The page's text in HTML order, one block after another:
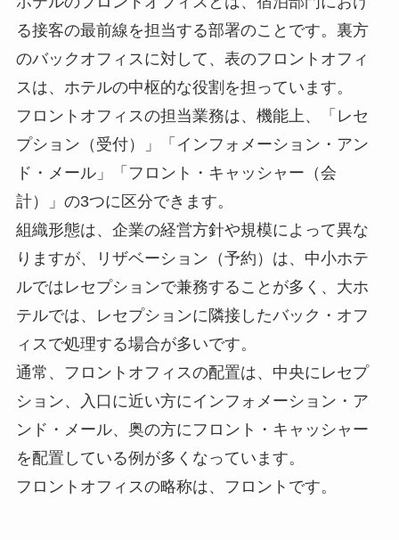
る接客の最前線を担当する部署のことです。裏方
のバックオフィスに対して、表のフロントオフィ
スは、ホテルの中枢的な役割を担っています。
フロントオフィスの担当業務は、機能上、「レセ
プション（受付）」「インフォメーション・アン
ド・メール」「フロント・キャッシャー（会
計）」の3つに区分できます。
組織形態は、企業の経営方針や規模によって異な
りますが、リザベーション（予約）は、中小ホテ
ルではレセプションで兼務することが多く、大ホ
テルでは、レセプションに隣接したバック・オフ
ィスで処理する場合が多いです。
通常、フロントオフィスの配置は、中央にレセプ
ション、入口に近い方にインフォメーション・ア
ンド・メール、奥の方にフロント・キャッシャー
を配置している例が多くなっています。
フロントオフィスの略称は、フロントです。